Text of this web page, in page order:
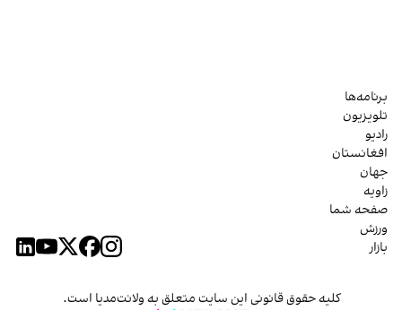
برنامه‌ها
تلویزیون
رادیو
افغانستان
جهان
زاویه
صفحه شما
ورزش
بازار
کلیه حقوق قانونی این سایت متعلق به ولانت‌مدیا است.